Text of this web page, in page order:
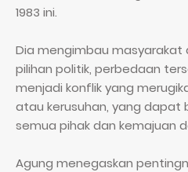
1983 ini.
Dia mengimbau masyarakat
pilihan politik, perbedaan
menjadi konflik yang
atau kerusuhan, yang dapat
semua pihak dan kemajuan
Agung menegaskan